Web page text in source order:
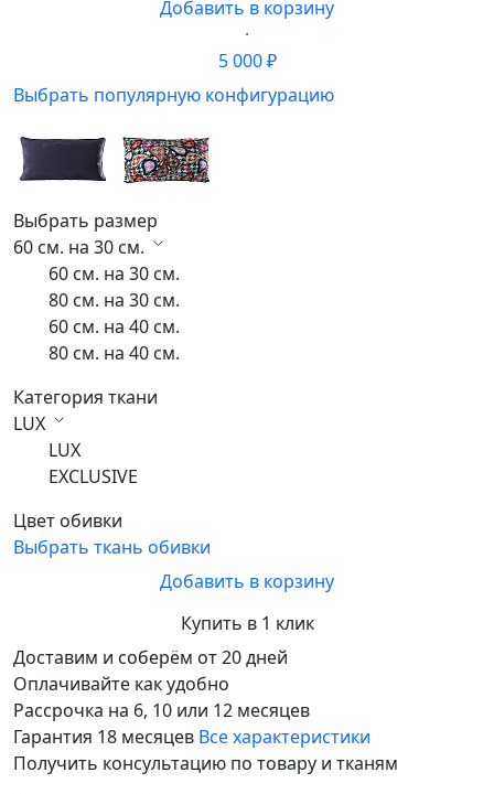
Добавить в корзину
·
5 000 ₽
Выбрать популярную конфигурацию
Выбрать размер
60 см. на 30 см.
60 см. на 30 см.
80 см. на 30 см.
60 см. на 40 см.
80 см. на 40 см.
Категория ткани
LUX
LUX
EXCLUSIVE
Цвет обивки
Выбрать ткань обивки
Добавить в корзину
Купить в 1 клик
Доставим и соберём от 20 дней
Оплачивайте как удобно
Рассрочка на 6, 10 или 12 месяцев
Гарантия 18 месяцев Все характеристики
Получить консультацию по товару и тканям